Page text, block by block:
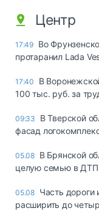
Центр
17:49 Во
протаранил Lada
17:40
В
100 тыс. руб. за
09:33
В Тверской
фасад
05.08 В Брянской
целую семью в ДТП
05.08 Часть дороги
расширить до